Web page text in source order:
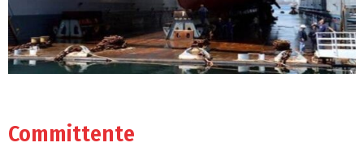
Committente